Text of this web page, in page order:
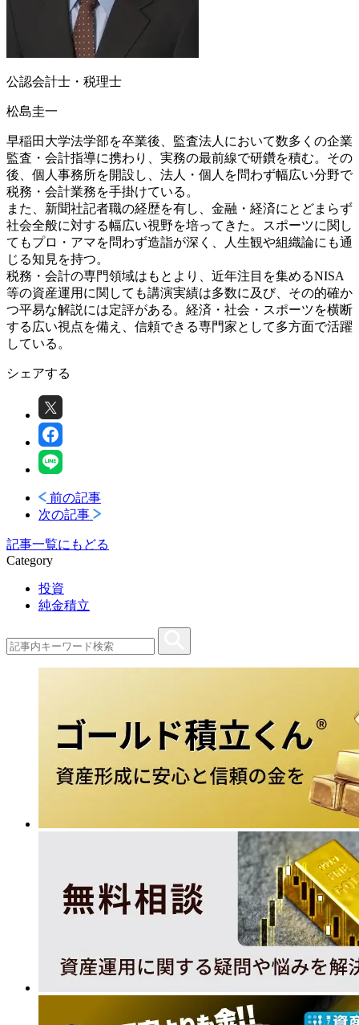
公認会計士・税理士
松島圭一
早稲田大学法学部を卒業後、監査法人において数多くの企業
監査・会計指導に携わり、実務の最前線で研鑽を積む。その
後、個人事務所を開設し、法人・個人を問わず幅広い分野で
税務・会計業務を手掛けている。
また、新聞社記者職の経歴を有し、金融・経済にとどまらず
社会全般に対する幅広い視野を培ってきた。スポーツに関し
てもプロ・アマを問わず造詣が深く、人生観や組織論にも通
じる知見を持つ。
税務・会計の専門領域はもとより、近年注目を集めるNISA
等の資産運用に関しても講演実績は多数に及び、その的確か
つ平易な解説には定評がある。経済・社会・スポーツを横断
する広い視点を備え、信頼できる専門家として多方面で活躍
している。
シェアする
前の記事
次の記事
記事一覧にもどる
Category
投資
純金積立